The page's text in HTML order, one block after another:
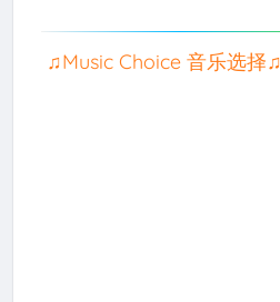
♫Music Choice 音乐选择♫